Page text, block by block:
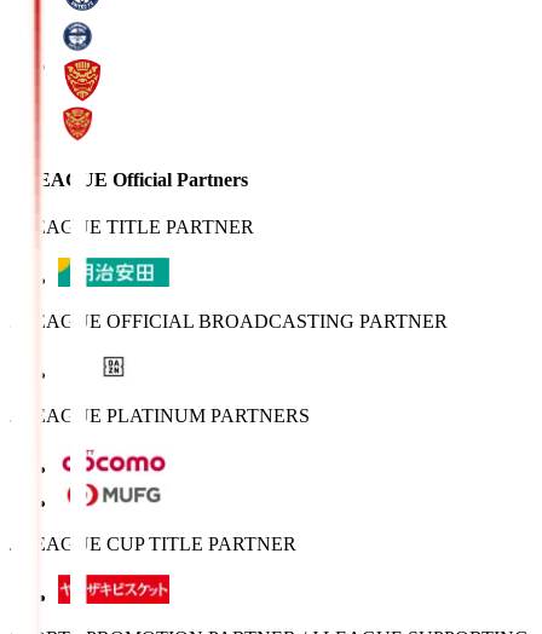
J.LEAGUE Official Partners
J.LEAGUE TITLE PARTNER
J.LEAGUE OFFICIAL BROADCASTING PARTNER
J.LEAGUE PLATINUM PARTNERS
J.LEAGUE CUP TITLE PARTNER